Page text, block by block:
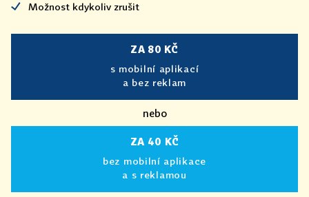
Možnost kdykoliv zrušit
ZA 80 KČ
s mobilní aplikací
a bez reklam
nebo
ZA 40 KČ
bez mobilní aplikace
a s reklamou